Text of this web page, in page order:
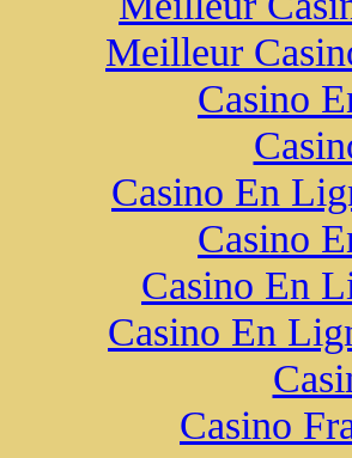
Meilleur
Casino
Casino En
Casino
Casino En
Casino En
Casino